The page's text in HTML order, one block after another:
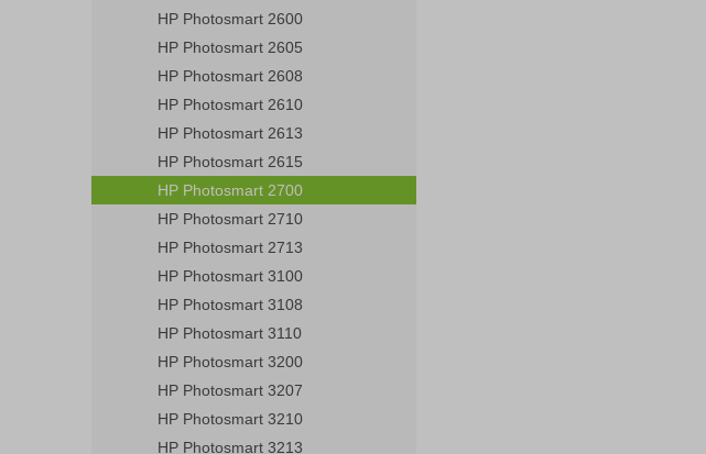
HP Photosmart 2600
HP Photosmart 2605
HP Photosmart 2608
HP Photosmart 2610
HP Photosmart 2613
HP Photosmart 2615
HP Photosmart 2700
HP Photosmart 2710
HP Photosmart 2713
HP Photosmart 3100
HP Photosmart 3108
HP Photosmart 3110
HP Photosmart 3200
HP Photosmart 3207
HP Photosmart 3210
HP Photosmart 3213